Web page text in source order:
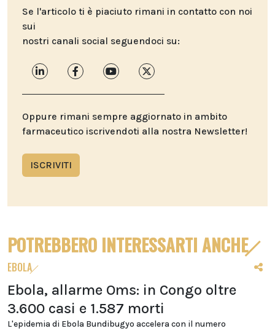
Se l'articolo ti è piaciuto rimani in contatto con noi
sui
nostri canali social seguendoci su:
Oppure rimani sempre aggiornato in ambito
farmaceutico iscrivendoti alla nostra Newsletter!
ISCRIVITI
POTREBBERO INTERESSARTI ANCHE
EBOLA
Ebola, allarme Oms: in Congo oltre
3.600 casi e 1.587 morti
L'epidemia di Ebola Bundibugyo accelera con il numero